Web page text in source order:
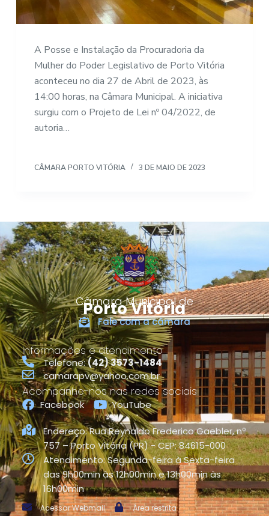
A Posse e Instalação da Procuradoria da
Mulher do Poder Legislativo de Porto Vitória
aconteceu no dia 27 de Abril de 2023, às
14:00 horas, na Câmara Municipal. A iniciativa
surgiu com o Projeto de Lei nº 04/2022, de
autoria…
CÂMARA PORTO VITÓRIA 3 DE MAIO DE 2023
Câmara Municipal de
Porto Vitória
Fale com a câmara
Informações e atendimento
Telefone:(42) 3573-1484
camarapv@yahoo.com.br
Acompanhe-nos nas redes sociais
Facebook YouTube
Endereço: Rua Reynaldo Frederico Gaebler, nº
757 – Porto Vitória (PR) - CEP: 84615-000
Atendimento: Segunda-feira à Sexta-feira
das 9h00min às 12h00min e 13h00min às
16h00min
Acessar Webmail Área restrita